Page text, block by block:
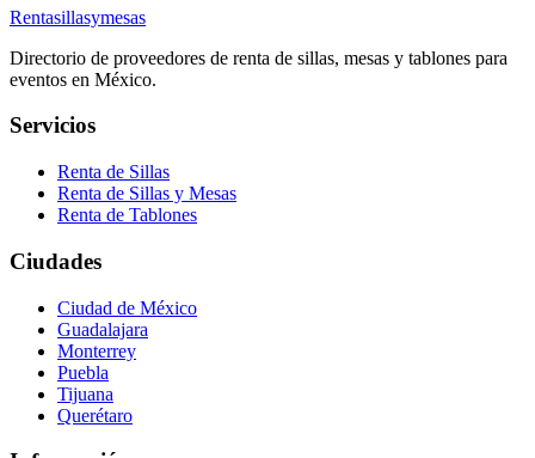
Rentasillasymesas
Directorio de proveedores de renta de sillas, mesas y tablones para
eventos en México.
Servicios
Renta de Sillas
Renta de Sillas y Mesas
Renta de Tablones
Ciudades
Ciudad de México
Guadalajara
Monterrey
Puebla
Tijuana
Querétaro